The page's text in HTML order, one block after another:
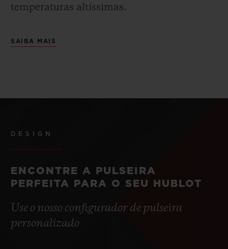
temperaturas altíssimas.
SAIBA MAIS
DESIGN
ENCONTRE A PULSEIRA
PERFEITA PARA O SEU HUBLOT
Use o nosso configurador de pulseira
personalizado